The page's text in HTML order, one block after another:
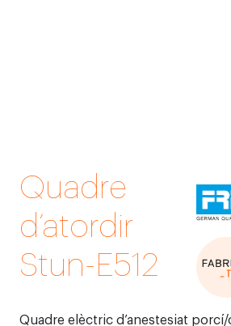
Quadre
d’atordir
Stun-E512
Quadre elèctric d’anestesiat porcí/